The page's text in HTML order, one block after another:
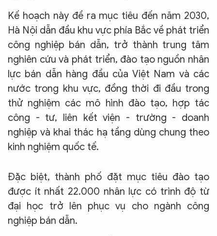
Kế hoạch này đề ra mục tiêu đến năm 2030,
Hà Nội dẫn đầu khu vực phía Bắc về phát triển
công nghiệp bán dẫn, trở thành trung tâm
nghiên cứu và phát triển, đào tạo nguồn nhân
lực bán dẫn hàng đầu của Việt Nam và các
nước trong khu vực, đồng thời đi đầu trong
thử nghiệm các mô hình đào tạo, hợp tác
công - tư, liên kết viện - trường - doanh
nghiệp và khai thác hạ tầng dùng chung theo
kinh nghiệm quốc tế.
Đặc biệt, thành phố đặt mục tiêu đào tạo
được ít nhất 22.000 nhân lực có trình độ từ
đại học trở lên phục vụ cho ngành công
nghiệp bán dẫn.